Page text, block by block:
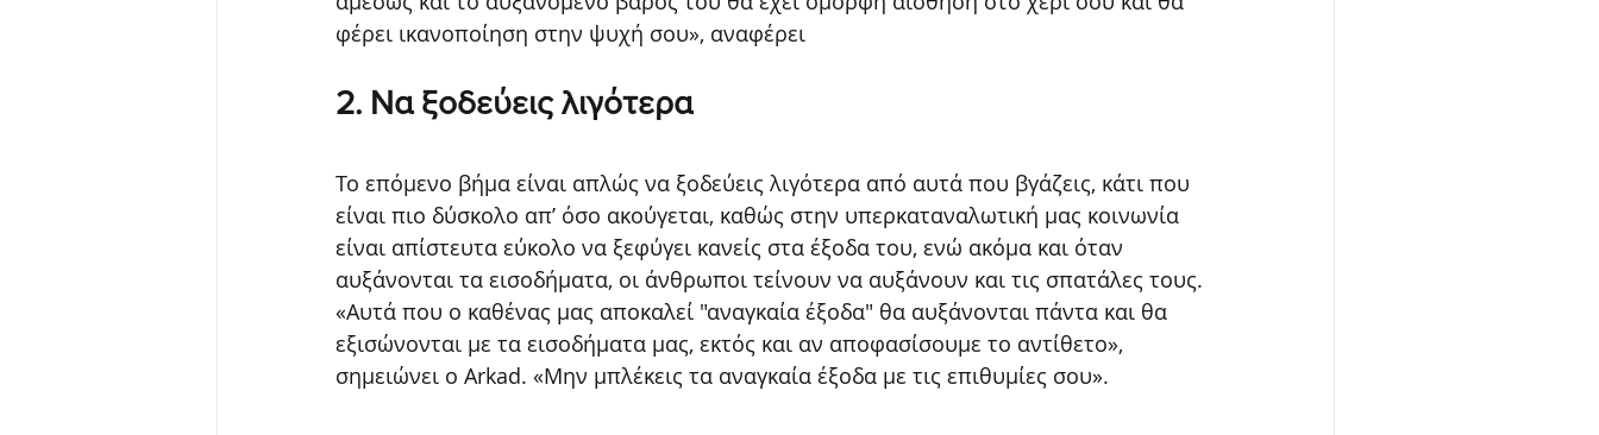
φέρει ικανοποίηση στην ψυχή σου», αναφέρει
2. Να ξοδεύεις λιγότερα
Το επόμενο βήμα είναι απλώς να ξοδεύεις λιγότερα από αυτά που βγάζεις, κάτι που
είναι πιο δύσκολο απ’ όσο ακούγεται, καθώς στην υπερκαταναλωτική μας κοινωνία
είναι απίστευτα εύκολο να ξεφύγει κανείς στα έξοδα του, ενώ ακόμα και όταν
αυξάνονται τα εισοδήματα, οι άνθρωποι τείνουν να αυξάνουν και τις σπατάλες τους.
«Αυτά που ο καθένας μας αποκαλεί "αναγκαία έξοδα" θα αυξάνονται πάντα και θα
εξισώνονται με τα εισοδήματα μας, εκτός και αν αποφασίσουμε το αντίθετο»,
σημειώνει ο Arkad. «Μην μπλέκεις τα αναγκαία έξοδα με τις επιθυμίες σου».